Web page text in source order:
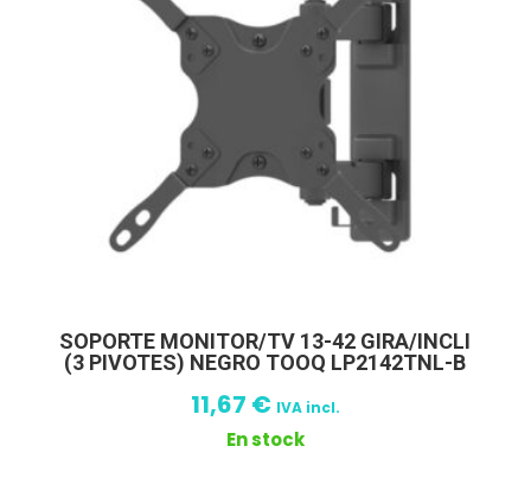
SOPORTE MONITOR/TV 13-42 GIRA/INCLI
(3 PIVOTES) NEGRO TOOQ LP2142TNL-B
11,67 € IVA incl.
En stock